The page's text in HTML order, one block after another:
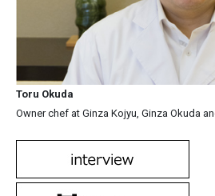
Toru Okuda
Owner chef at Ginza Kojyu, Ginza Okuda